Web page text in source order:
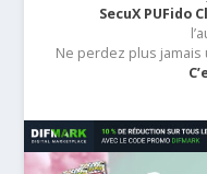
SecuX PUFido
Ne perdez plus jamais